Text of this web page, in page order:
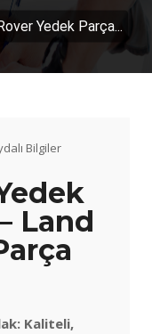
Yedek Parça...
Bilgiler
Land
Kaliteli,